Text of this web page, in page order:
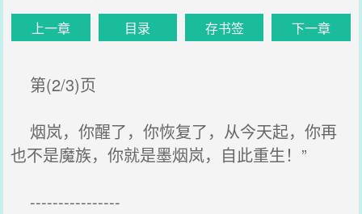
上一章 目录 存书签 下一章
第(2/3)页
烟岚，你醒了，你恢复了，从今天起，你再
也不是魔族，你就是墨烟岚，自此重生！”
----------------